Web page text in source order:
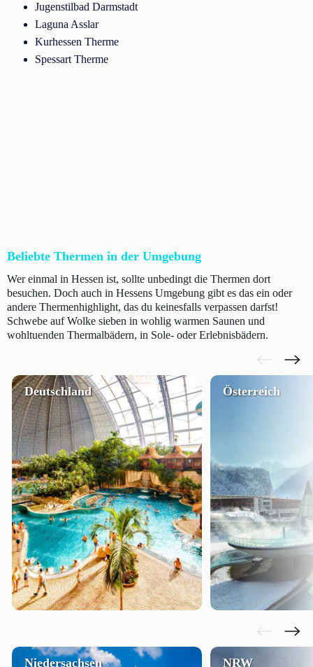
Jugenstilbad Darmstadt
Laguna Asslar
Kurhessen Therme
Spessart Therme
Beliebte Thermen in der Umgebung
Wer einmal in Hessen ist, sollte unbedingt die Thermen dort
besuchen. Doch auch in Hessens Umgebung gibt es das ein oder
andere Thermenhighlight, das du keinesfalls verpassen darfst!
Schwebe auf Wolke sieben in wohlig warmen Saunen und
wohltuenden Thermalbädern, in Sole- oder Erlebnisbädern.
Deutschland Österreich
Niedersachsen NRW